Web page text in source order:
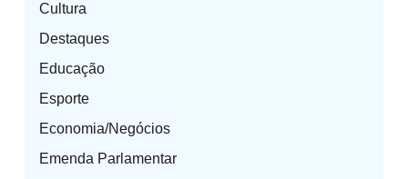
Cultura
Destaques
Educação
Esporte
Economia/Negócios
Emenda Parlamentar